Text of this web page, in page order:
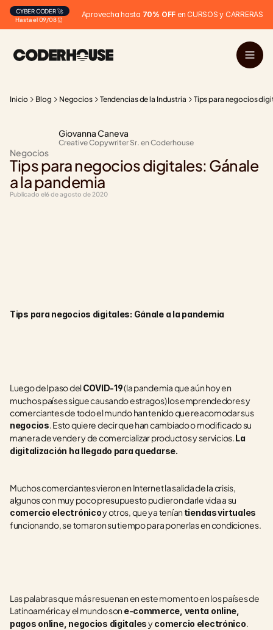
Hasta el 09/08 ⏰
CYBER CODER 🚀 Aprovecha hasta 70% OFF en CURSOS y CARRERAS
Inicio Blog Negocios Tendencias de la Industria Tips para negocios
Giovanna Caneva
Creative Copywriter Sr. en Coderhouse
Negocios
Tips para negocios digitales: Gánale
a la pandemia
Publicado el6 de agosto de 2020
Tips para negocios digitales: Gánale a la pandemia
Luego del paso del COVID-19 (la pandemia que aún hoy en
muchos países sigue causando estragos) los emprendedores y
comerciantes de todo el mundo han tenido que reacomodar sus
negocios. Esto quiere decir que han cambiado o modificado su
manera de vender y de comercializar productos y servicios. La
digitalización ha llegado para quedarse.
Muchos comerciantes vieron en Internet la salida de la crisis,
comercio electrónico y otros, que ya tenían tiendasvirtuales
funcionando, se tomaron su tiempo para ponerlas en condiciones.
Las palabras que más resuenan en este momento en los países de
Latinoamérica y el mundo son e-commerce, venta online,
pagos online, negocios digitales y comercio electrónico.